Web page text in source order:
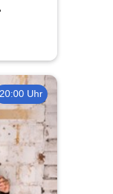
20:00 Uhr